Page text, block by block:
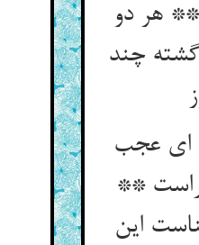
هر دو
چند
ای عجب
**
این